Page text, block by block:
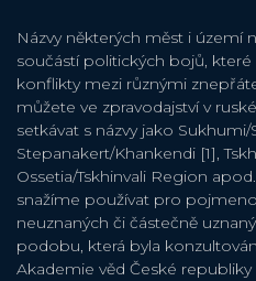
Názvy některých měst i území
součástí politických bojů,
konflikty mezi různými
můžete ve zpravodajství v
setkávat s názvy jako Sukhumi/
Stepanakert/Khankendi [1],
Ossetia/Tskhinvali Region
snažíme používat pro
neuznaných či částečně
podobu, která byla
Akademie věd České